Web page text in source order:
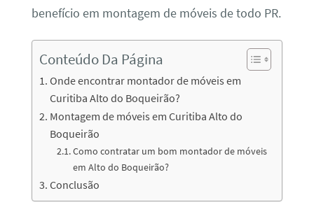
benefício em montagem de móveis de todo PR.
Conteúdo Da Página
Onde encontrar montador de móveis em
Curitiba Alto do Boqueirão?
Montagem de móveis em Curitiba Alto do
Boqueirão
Como contratar um bom montador de móveis
em Alto do Boqueirão?
Conclusão